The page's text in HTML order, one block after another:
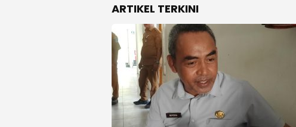
ARTIKEL TERKINI